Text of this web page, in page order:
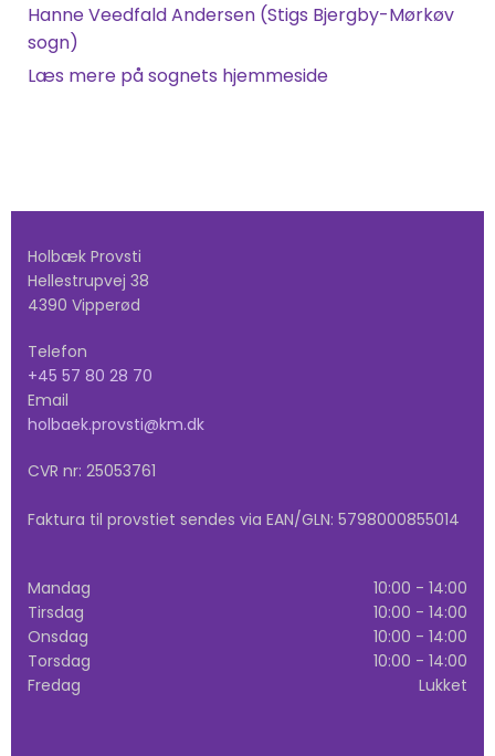
Hanne Veedfald Andersen (Stigs Bjergby-Mørkøv
sogn)
Læs mere på sognets hjemmeside
Holbæk Provsti
Hellestrupvej 38
4390 Vipperød
Telefon
+45 57 80 28 70
Email
holbaek.provsti@km.dk
CVR nr: 25053761
Faktura til provstiet sendes via EAN/GLN: 5798000855014
Mandag
10:00 - 14:00
Tirsdag
10:00 - 14:00
Onsdag
10:00 - 14:00
Torsdag
10:00 - 14:00
Fredag
Lukket